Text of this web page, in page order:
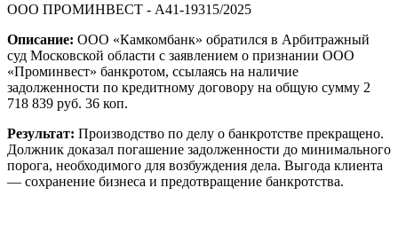
ООО ПРОМИНВЕСТ - А41-19315/2025
Описание: ООО «Камкомбанк» обратился в Арбитражный
суд Московской области с заявлением о признании ООО
«Проминвест» банкротом, ссылаясь на наличие
задолженности по кредитному договору на общую сумму 2
718 839 руб. 36 коп.
Результат: Производство по делу о банкротстве прекращено.
Должник доказал погашение задолженности до минимального
порога, необходимого для возбуждения дела. Выгода клиента
— сохранение бизнеса и предотвращение банкротства.